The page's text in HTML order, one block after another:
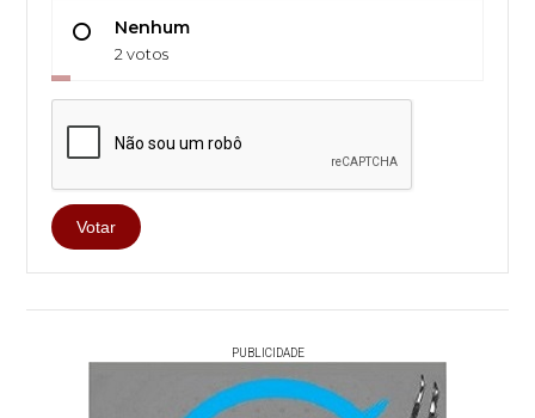
Nenhum
2 votos
Votar
PUBLICIDADE